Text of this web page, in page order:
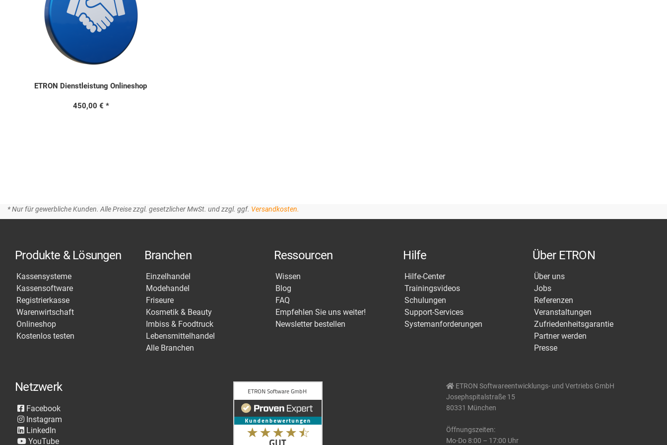
ETRON Dienstleistung Onlineshop
450,00 €
* Nur für gewerbliche Kunden. Alle Preise zzgl. gesetzlicher MwSt. und zzgl. ggf. Versandkosten.
Produkte & Lösungen
Kassensysteme
Kassensoftware
Registrierkasse
Warenwirtschaft
Onlineshop
Kostenlos testen
Branchen
Einzelhandel
Modehandel
Friseure
Kosmetik & Beauty
Imbiss & Foodtruck
Lebensmittelhandel
Alle Branchen
Ressourcen
Wissen
Blog
FAQ
Empfehlen Sie uns weiter!
Newsletter bestellen
Hilfe
Hilfe-Center
Trainingsvideos
Schulungen
Support-Services
Systemanforderungen
Über ETRON
Über uns
Jobs
Referenzen
Veranstaltungen
Zufriedenheitsgarantie
Partner werden
Presse
Netzwerk
Facebook
Instagram
LinkedIn
YouTube
ETRON Softwareentwicklungs- und Vertriebs GmbH
Josephspitalstraße 15
80331 München
Öffnungszeiten:
Mo-Do 8:00 – 17:00 Uhr